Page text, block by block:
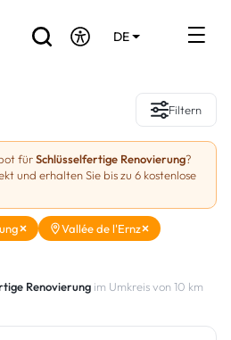
DE
Filtern
fürSchlüsselfertige Renovierung?
und erhalten Sie bis zu 6 kostenlose
Vallée de l'Ernz
Renovierung im Umkreis von 10 km